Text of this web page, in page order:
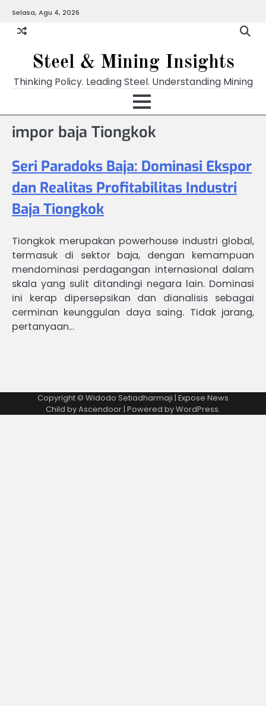
content
Selasa, Agu 4, 2026
Steel & Mining Insights
Thinking Policy. Leading Steel. Understanding Mining
impor baja Tiongkok
Seri Paradoks Baja: Dominasi Ekspor
dan Realitas Profitabilitas Industri
Baja Tiongkok
Tiongkok merupakan powerhouse industri global,
termasuk di sektor baja, dengan kemampuan
mendominasi perdagangan internasional dalam
skala yang sulit ditandingi negara lain. Dominasi
ini kerap dipersepsikan dan dianalisis sebagai
cerminan keunggulan daya saing. Tidak jarang,
pertanyaan…
Copyright © Widodo Setiadharmaji | Expose News
Child byAscendoor| Powered byWordPress.